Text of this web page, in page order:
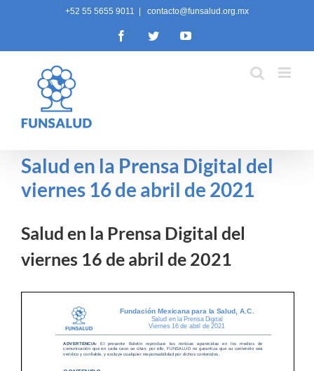
+52 55 5655 9011 contacto@funsalud.org.mx
FacebookTwitterYouTube
Salud en la Prensa Digital del
viernes 16 de abril de 2021
Salud en la Prensa Digital del
viernes 16 de abril de 2021